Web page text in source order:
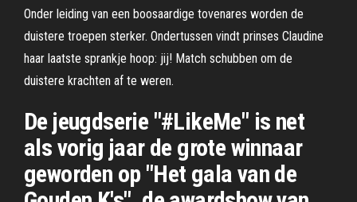
Onder leiding van een boosaardige tovenares worden de
duistere troepen sterker. Ondertussen vindt prinses Claudine
haar laatste sprankje hoop: jij! Match schubben om de
duistere krachten af te weren.
De jeugdserie "#LikeMe" is net
als vorig jaar de grote winnaar
geworden op "Het gala van de